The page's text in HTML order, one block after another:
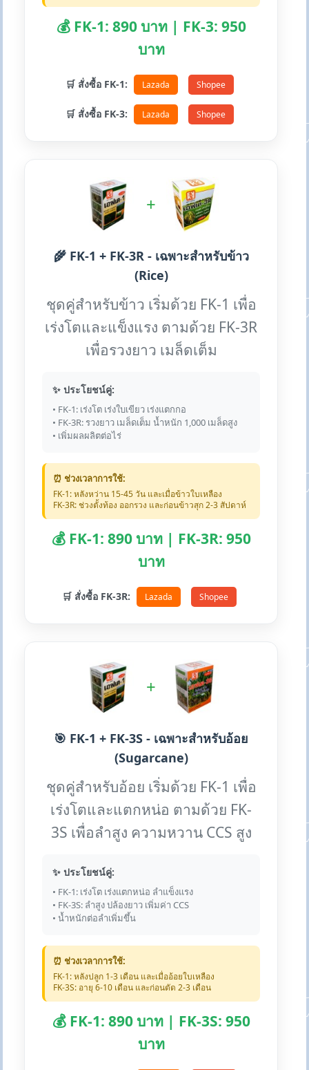
💰 FK-1: 890 บาท | FK-3: 950
บาท
🛒 สั่งซื้อ FK-1: Lazada Shopee
🛒 สั่งซื้อ FK-3: Lazada Shopee
+
🌾 FK-1 + FK-3R - เฉพาะสำหรับข้าว
(Rice)
ชุดคู่สำหรับข้าว เริ่มด้วย FK-1 เพื่อ
เร่งโตและแข็งแรง ตามด้วย FK-3R
เพื่อรวงยาว เมล็ดเต็ม
✨ ประโยชน์คู่:
• FK-1: เร่งโต เร่งใบเขียว เร่งแตกกอ
• FK-3R: รวงยาว เมล็ดเต็ม น้ำหนัก 1,000 เมล็ดสูง
• เพิ่มผลผลิตต่อไร่
⏰ ช่วงเวลาการใช้:
FK-1: หลังหว่าน 15-45 วัน และเมื่อข้าวใบเหลือง
FK-3R: ช่วงตั้งท้อง ออกรวง และก่อนข้าวสุก 2-3 สัปดาห์
💰 FK-1: 890 บาท | FK-3R: 950
บาท
🛒 สั่งซื้อ FK-3R: Lazada Shopee
+
🎯 FK-1 + FK-3S - เฉพาะสำหรับอ้อย
(Sugarcane)
ชุดคู่สำหรับอ้อย เริ่มด้วย FK-1 เพื่อ
เร่งโตและแตกหน่อ ตามด้วย FK-
3S เพื่อลำสูง ความหวาน CCS สูง
✨ ประโยชน์คู่:
• FK-1: เร่งโต เร่งแตกหน่อ ลำแข็งแรง
• FK-3S: ลำสูง ปล้องยาว เพิ่มค่า CCS
• น้ำหนักต่อลำเพิ่มขึ้น
⏰ ช่วงเวลาการใช้:
FK-1: หลังปลูก 1-3 เดือน และเมื่ออ้อยใบเหลือง
FK-3S: อายุ 6-10 เดือน และก่อนตัด 2-3 เดือน
💰 FK-1: 890 บาท | FK-3S: 950
บาท